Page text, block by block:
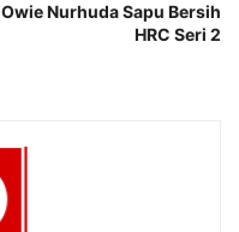
Owie Nurhuda Sapu Bersih
HRC Seri 2